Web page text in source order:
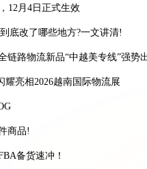
12月4日正式生效
底改了哪些地方?一文讲清!
链路物流新品“中越美专线”强势
耀亮相2026越南国际物流展
商品!
备货速冲！